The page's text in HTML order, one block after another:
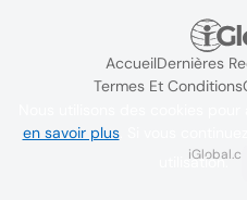
AccueilDernières
Termes Et Conditions
en savoir plus. Si vous
utilisation.